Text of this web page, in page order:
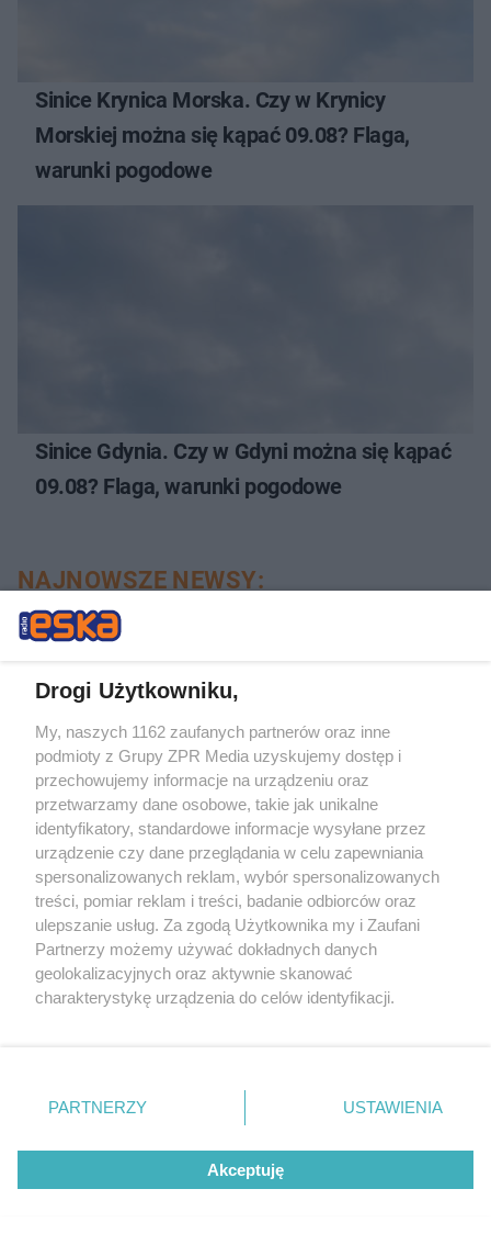
Sinice Krynica Morska. Czy w Krynicy
Morskiej można się kąpać 09.08? Flaga,
warunki pogodowe
Sinice Gdynia. Czy w Gdyni można się kąpać
09.08? Flaga, warunki pogodowe
NAJNOWSZE NEWSY:
TENIS
Challenger ATP Kozerki dla
Austriaka. Kto triumfował w
grze podwójnej?
Drogi Użytkowniku,
My, naszych 1162 zaufanych partnerów oraz inne
podmioty z Grupy ZPR Media uzyskujemy dostęp i
przechowujemy informacje na urządzeniu oraz
przetwarzamy dane osobowe, takie jak unikalne
identyfikatory, standardowe informacje wysyłane przez
urządzenie czy dane przeglądania w celu zapewniania
spersonalizowanych reklam, wybór spersonalizowanych
treści, pomiar reklam i treści, badanie odbiorców oraz
ulepszanie usług. Za zgodą Użytkownika my i Zaufani
Partnerzy możemy używać dokładnych danych
geolokalizacyjnych oraz aktywnie skanować
charakterystykę urządzenia do celów identyfikacji.
zmienić/wycofać klikając przycisk ustawień prywatności
znajdujący się w lewym dolnym rogu strony
rodzaje przetwarzania danych nie wymagają zgody
użytkownika, ale masz prawo sprzeciwić się takiemu
przetwarzaniu. Preferencje będą miały zastosowanie tylko
PARTNERZY USTAWIENIA
Akceptuję